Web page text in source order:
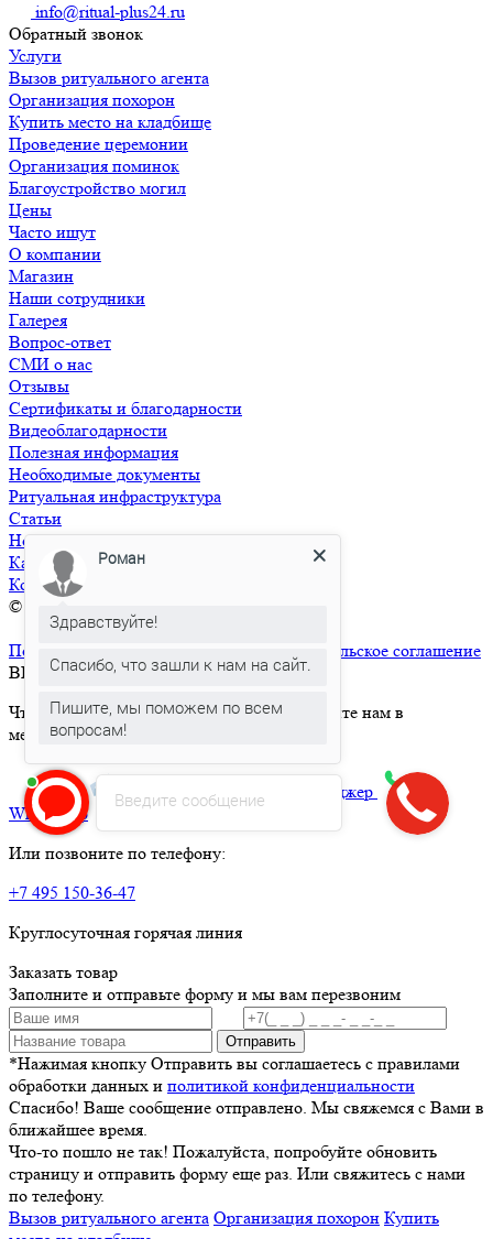
info@ritual-plus24.ru
Обратный звонок
Услуги
Вызов ритуального агента
Организация похорон
Купить место на кладбище
Проведение церемонии
Организация поминок
Благоустройство могил
Цены
Часто ищут
О компании
Магазин
Наши сотрудники
Галерея
Вопрос-ответ
СМИ о нас
Отзывы
Сертификаты и благодарности
Видеоблагодарности
Полезная информация
Необходимые документы
Ритуальная инфраструктура
Статьи
Новости
Карта сайта
Контакты
© 2026 РИТУАЛ СЕРВИС+
Московской области
Политика конфиденциальности
Пользовательское соглашение
ВЫЗВАТЬ СПЕЦИАЛИСТА
Чтобы вызвать ритуального агента, напишите нам в
мессенджер:
max Telegram
Яндекс.Месенджер
What’sApp
Или позвоните по телефону:
+7 495 150-36-47
Круглосуточная горячая линия
Заказать товар
Заполните и отправьте форму и мы вам перезвоним
Отправить
*Нажимая кнопку Отправить вы соглашаетесь с правилами
обработки данных и политикой конфиденциальности
Спасибо! Ваше сообщение отправлено. Мы свяжемся с Вами в
ближайшее время.
Что-то пошло не так! Пожалуйста, попробуйте обновить
страницу и отправить форму еще раз. Или свяжитесь с нами
по телефону.
Вызов ритуального агента Организация похорон Купить
Введите сообщение
Роман
Здравствуйте!
Спасибо, что зашли к нам на сайт.
Пишите, мы поможем по всем
вопросам!